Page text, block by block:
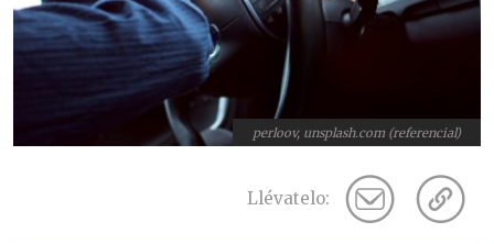
perloov, unsplash.com (referencial)
Llévatelo: